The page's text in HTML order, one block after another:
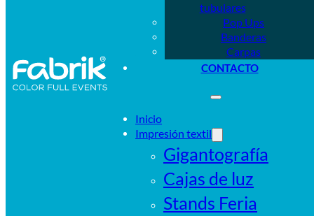
tubulares
Pop Ups
Banderas
Carpas
CONTACTO
Inicio
Impresión textil
Gigantografía
Cajas de luz
Stands Feria